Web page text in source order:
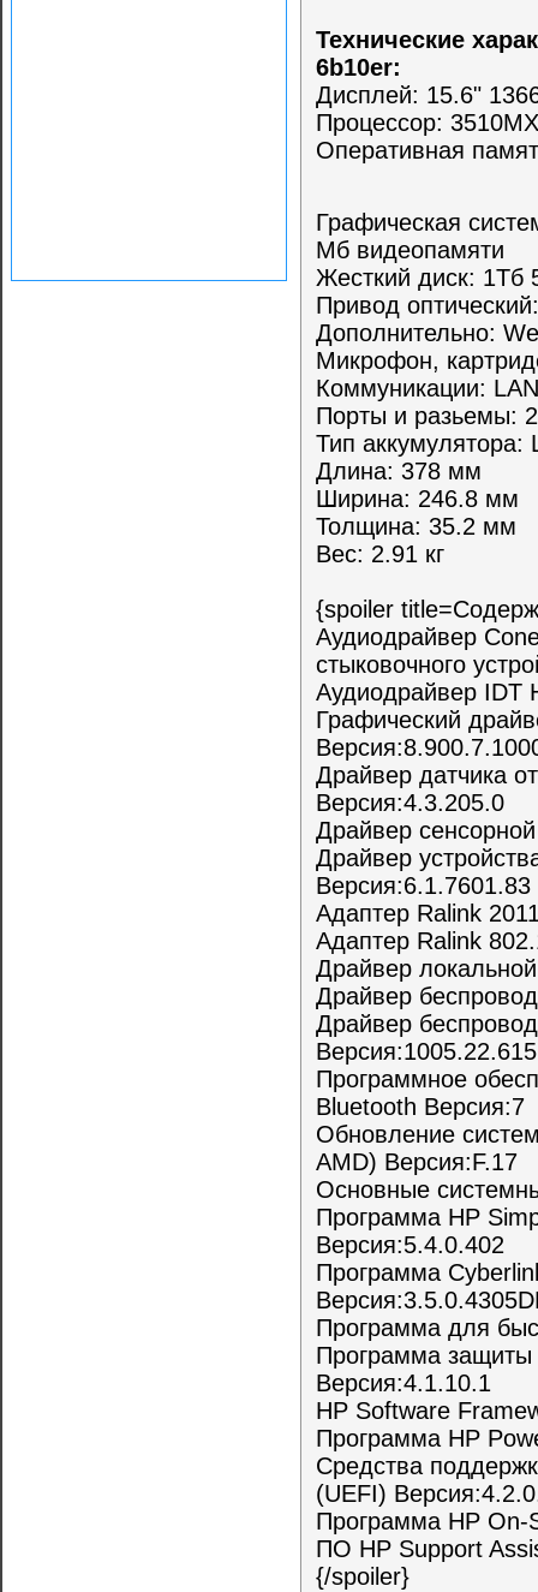
Технические
6b10er:
Дисплей: 15.6"
Процессор:
Оперативная
Графическая
Мб видеопамяти
Жесткий диск: 1Тб
Привод
Дополнительно:
Микрофон,
Коммуникации:
Порты и разьемы:
Тип аккумулятора:
Длина: 378 мм
Ширина: 246.8 мм
Толщина: 35.2 мм
Вес: 2.91 кг
{spoiler
Аудиодрайвер
стыковочного
Аудиодрайвер IDT
Графический
Драйвер датчика
Версия:4.3.205.0
Драйвер
Драйвер
Версия:6.1.7601.83
Адаптер Ralink
Адаптер Ralink
Драйвер
Драйвер
Драйвер
Программное
Bluetooth Версия:7
Обновление
AMD) Версия:F.17
Основные
Программа HP
Версия:5.4.0.402
Программа
Программа для
Программа защиты
Версия:4.1.10.1
HP Software
Программа HP
Средства
(UEFI)
Программа HP On-
ПО HP Support
{/spoiler}